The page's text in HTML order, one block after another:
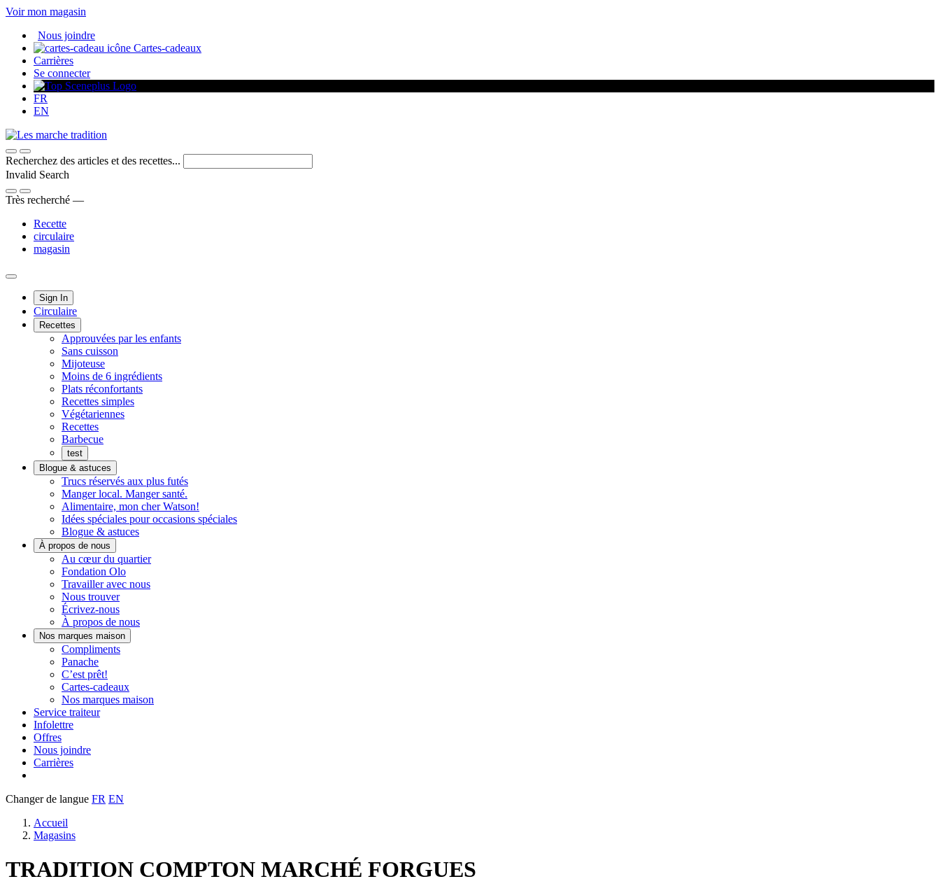
Passer
contenu
Voir mon magasin
Nous joindre
Cartes-cadeaux
Carrières
Se connecter
FR
EN
Recherchez des articles et des recettes...
Invalid Search
Submit
Très recherché —
Recette
circulaire
magasin
Main
Menu
Sign In
Circulaire
Recettes
Approuvées par les enfants
Sans cuisson
Mijoteuse
Moins de 6 ingrédients
Plats réconfortants
Recettes simples
Végétariennes
Recettes
Barbecue
test
Blogue & astuces
Trucs réservés aux plus futés
Manger local. Manger santé.
Alimentaire, mon cher Watson!
Idées spéciales pour occasions spéciales
Blogue & astuces
À propos de nous
Au cœur du quartierHistoires
Fondation Olo
Travailler avec nous
Nous trouver
Écrivez-nous
À propos de nous
Nos marques maison
ComplimentsNotre
qui
goûte
PanacheDécouvrez
Panache
C’est prêt!
bons.
Toujours
Cartes-cadeaux
Nos marques maison
Service traiteur
Infolettre
Offres
Nous joindre
Carrières
Changer de langue FR EN
Accueil
Magasins
TRADITION COMPTON MARCHÉ FORGUES